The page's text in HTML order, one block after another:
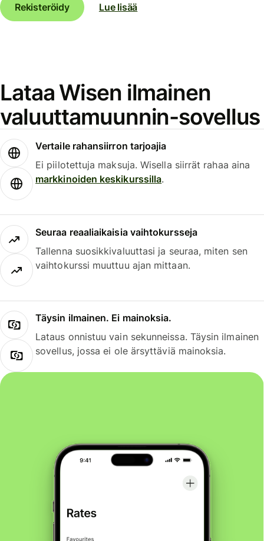
Rekisteröidy
Lue lisää
Lataa Wisen ilmainen
valuuttamuunnin-sovellus
Vertaile rahansiirron tarjoajia
Ei piilotettuja maksuja. Wisella siirrät rahaa aina
markkinoiden keskikurssilla.
Seuraa reaaliaikaisia vaihtokursseja
Tallenna suosikkivaluuttasi ja seuraa, miten sen
vaihtokurssi muuttuu ajan mittaan.
Täysin ilmainen. Ei mainoksia.
Lataus onnistuu vain sekunneissa. Täysin ilmainen
sovellus, jossa ei ole ärsyttäviä mainoksia.